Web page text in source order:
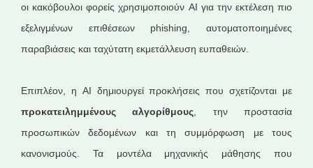
οι κακόβουλοι φορείς χρησιμοποιούν AI για την εκτέλεση πιο
εξελιγμένων επιθέσεων phishing, αυτοματοποιημένες
παραβιάσεις και ταχύτατη εκμετάλλευση ευπαθειών.
Επιπλέον, η AI δημιουργεί προκλήσεις που σχετίζονται με
προκατειλημμένους αλγορίθμους , την προστασία
προσωπικών δεδομένων και τη συμμόρφωση με τους
κανονισμούς. Τα μοντέλα μηχανικής μάθησης που